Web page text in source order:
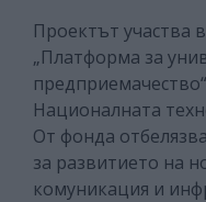
Проектът участва
„Платформа за
Националната
От фонда
за развитието на
комуникация и